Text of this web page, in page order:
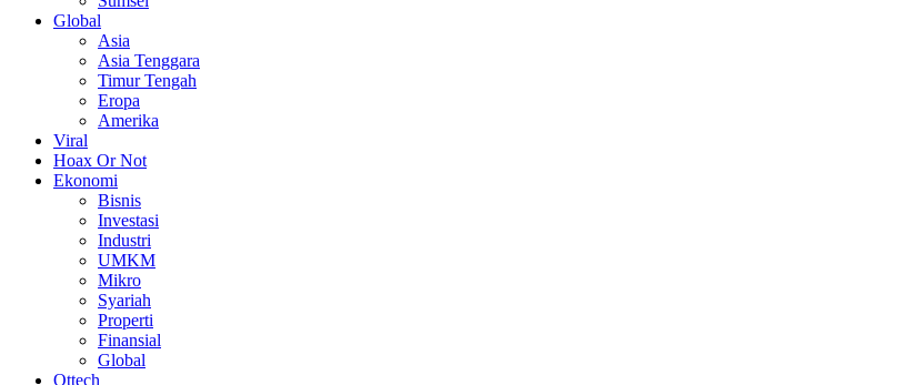
Global
Asia
Asia Tenggara
Timur Tengah
Eropa
Amerika
Viral
Hoax Or Not
Ekonomi
Bisnis
Investasi
Industri
UMKM
Mikro
Syariah
Properti
Finansial
Global
Ottech